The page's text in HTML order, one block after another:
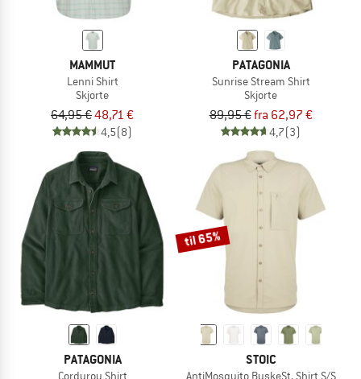
MAMMUT
Lenni Shirt
Skjorte
64,95 €48,71 €
4,5(8)
PATAGONIA
Sunrise Stream Shirt
Skjorte
89,95 €fra 62,97 €
4,7(3)
PATAGONIA
Corduroy Shirt
til 65%
STOIC
AntiMosquito ByskeSt. Shirt S/S